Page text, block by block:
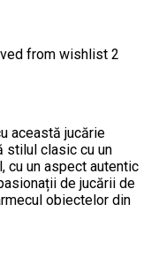
from wishlist 2
această jucărie
stilul clasic cu un
cu un aspect autentic
de jucării de
obiectelor din